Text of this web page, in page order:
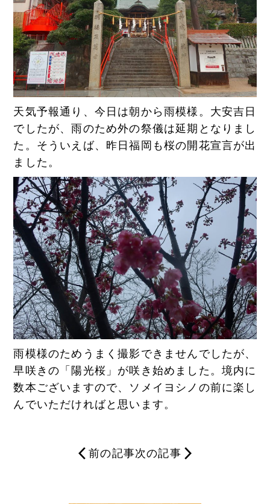
天気予報通り、今日は朝から雨模様。大安吉日
でしたが、雨のため外の祭儀は延期となりまし
た。そういえば、昨日福岡も桜の開花宣言が出
ました。
雨模様のためうまく撮影できませんでしたが、
早咲きの「陽光桜」が咲き始めました。境内に
数本ございますので、ソメイヨシノの前に楽し
んでいただければと思います。
前の記事次の記事